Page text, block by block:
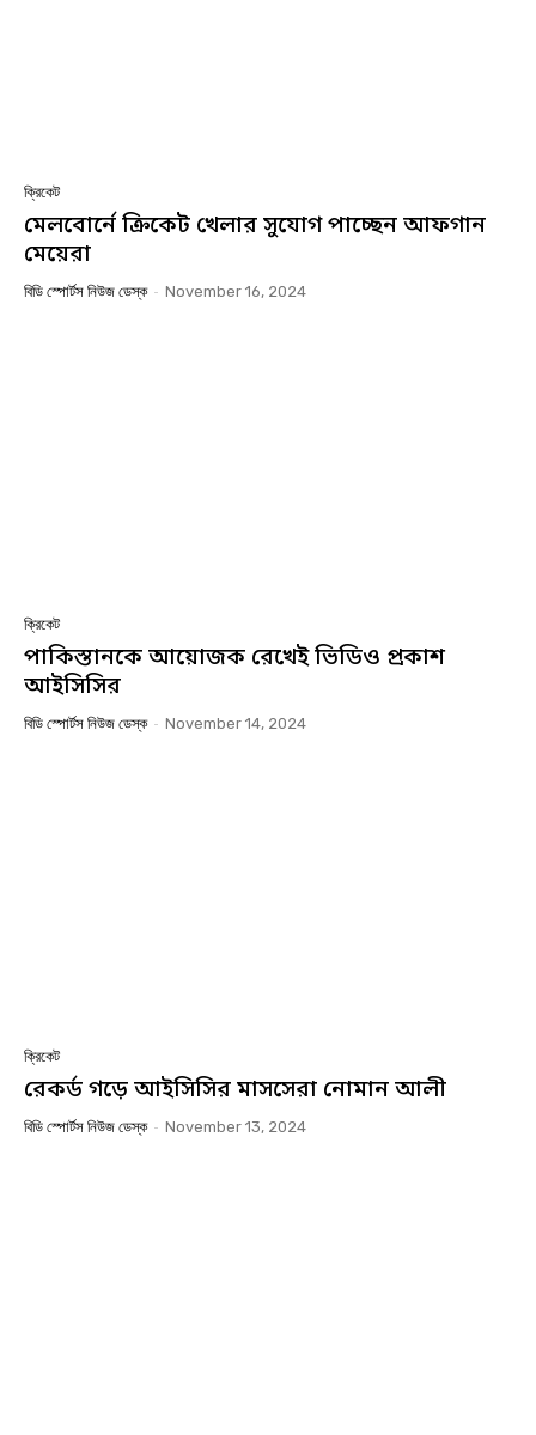
ক্রিকেট
মেলবোর্নে ক্রিকেট খেলার সুযোগ পাচ্ছেন আফগান
মেয়েরা
বিডি স্পোর্টস নিউজ ডেস্ক - November 16, 2024
ক্রিকেট
পাকিস্তানকে আয়োজক রেখেই ভিডিও প্রকাশ
আইসিসির
বিডি স্পোর্টস নিউজ ডেস্ক - November 14, 2024
ক্রিকেট
রেকর্ড গড়ে আইসিসির মাসসেরা নোমান আলী
বিডি স্পোর্টস নিউজ ডেস্ক - November 13, 2024